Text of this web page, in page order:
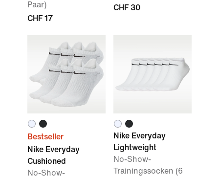
Paar)
CHF 17
CHF 30
Bestseller
Nike Everyday
Cushioned
No-Show-
Nike Everyday
Lightweight
No-Show-
Trainingssocken (6